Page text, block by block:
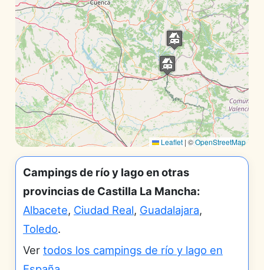
Leaflet | ©OpenStreetMap
Campings de río y lago en otras
provincias de Castilla La Mancha:
Albacete, Ciudad Real, Guadalajara,
Toledo.
Ver todos los campings de río y lago en